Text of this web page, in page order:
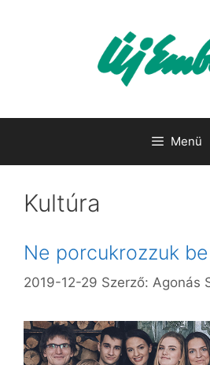
Menü
Kultúra
Ne porcukrozzuk
2019-12-29 Szerző: Agonás